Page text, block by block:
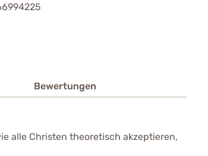
Bewertungen
alle Christen theoretisch akzeptieren,